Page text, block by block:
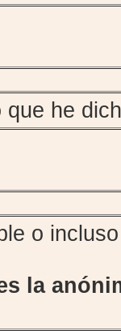
he
o
la